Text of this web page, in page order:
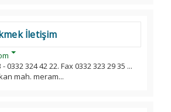
İletişim
0332 324 42 22. Fax 0332 323 29 35 ...
mah. meram...